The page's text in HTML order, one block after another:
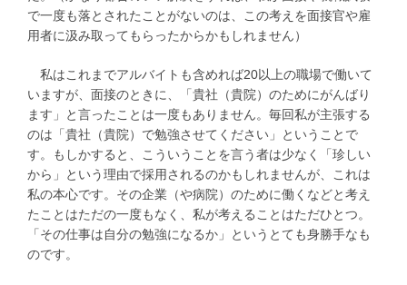
で一度も落とされたことがないのは、この考えを面接官や雇
用者に汲み取ってもらったからかもしれません）
私はこれまでアルバイトも含めれば20以上の職場で働いて
いますが、面接のときに、「貴社（貴院）のためにがんばり
ます」と言ったことは一度もありません。毎回私が主張する
のは「貴社（貴院）で勉強させてください」ということで
す。もしかすると、こういうことを言う者は少なく「珍しい
から」という理由で採用されるのかもしれませんが、これは
私の本心です。その企業（や病院）のために働くなどと考え
たことはただの一度もなく、私が考えることはただひとつ。
「その仕事は自分の勉強になるか」というとても身勝手なも
のです。